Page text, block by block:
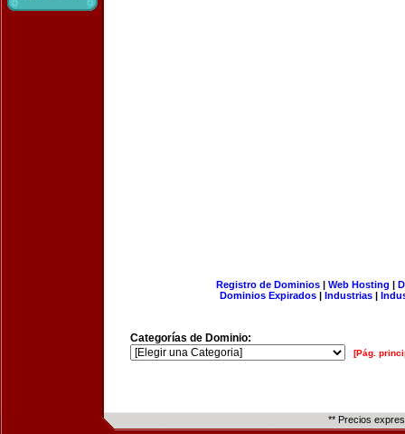
Registro de Dominios| Web Hosting |
Dominios Expirados | Industrias |
Categorías de Dominio:
[Pág.
** Precios